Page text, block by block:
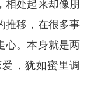
相处起来却像朋
推移，在很多事
心。本身就是两
，犹如蜜里调